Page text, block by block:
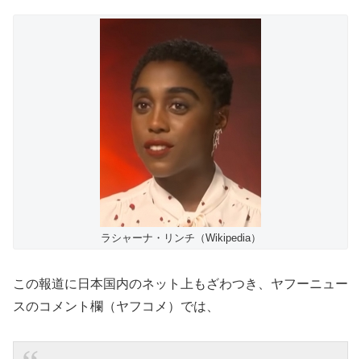
ラシャーナ・リンチ（Wikipedia）
この報道に日本国内のネット上もざわつき、ヤフーニュー
スのコメント欄（ヤフコメ）では、